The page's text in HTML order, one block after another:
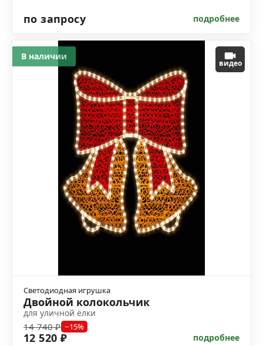
по запросу подробнее
видео
Светодиодная игрушка
Двойной колокольчик
для уличной ёлки
14 740 ₽ −15%
12 520 ₽ подробнее
В наличии